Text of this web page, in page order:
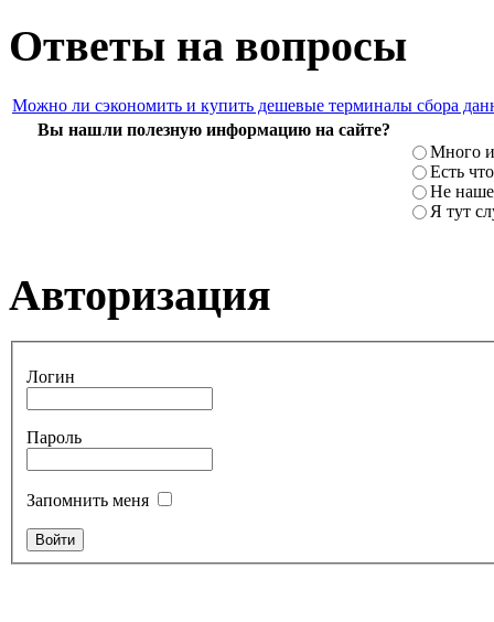
Ответы на вопросы
Можно ли сэкономить и купить дешевые терминалы сбора
Вы нашли полезную информацию на сайте?
Много
Есть
Не
Я тут
Авторизация
Логин
Пароль
Запомнить меня